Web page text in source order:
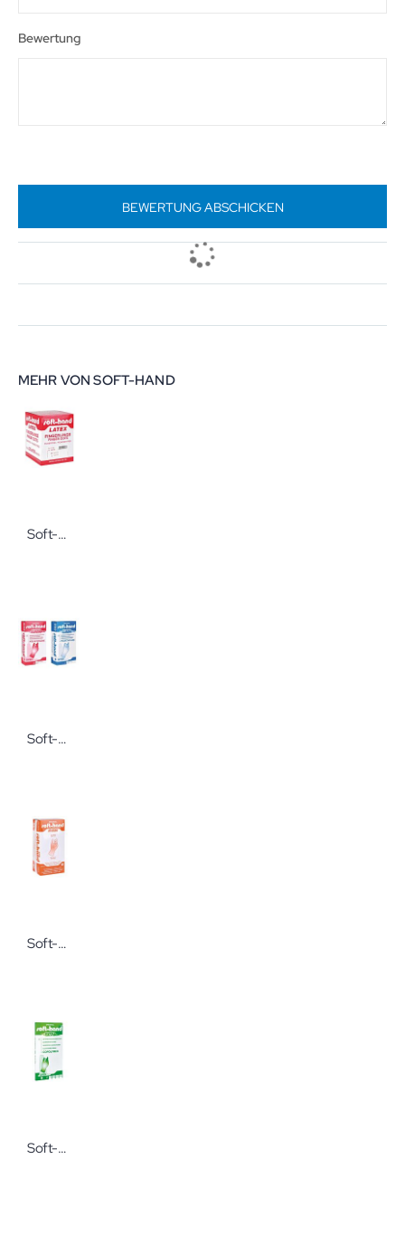
Bewertung
BEWERTUNG ABSCHICKEN
MEHR VON SOFT-HAND
Soft-Hand Fingerlinge Latex puderfrei Untersuchungsfingerlinge
Soft-Hand Poly Classic Untersuchungshandschuhe
Soft-Hand Hi-Risk Schutzhandschuhe 50 Stück
Soft-Hand Copolymer Extra